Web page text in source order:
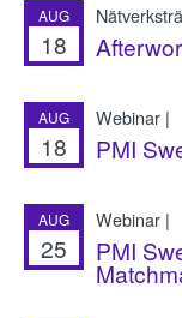
AUG
18
AUG
18
Webinar |
PMI
AUG
25
Webinar |
PMI